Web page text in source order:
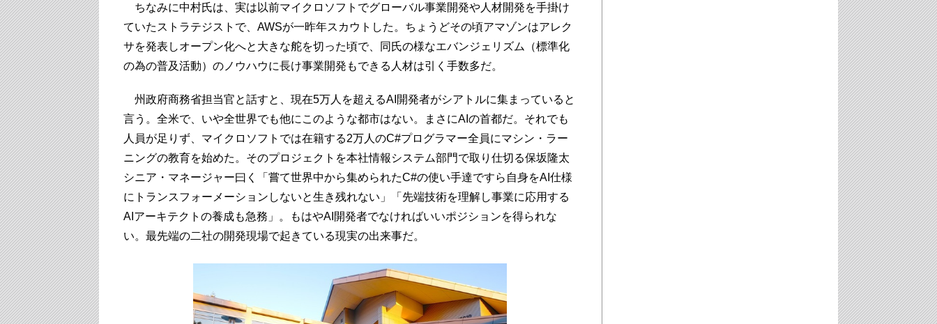
ちなみに中村氏は、実は以前マイクロソフトでグローバル事業開発や人材開発を手掛け
ていたストラテジストで、AWSが一昨年スカウトした。ちょうどその頃アマゾンはアレク
サを発表しオープン化へと大きな舵を切った頃で、同氏の様なエバンジェリズム（標準化
の為の普及活動）のノウハウに長け事業開発もできる人材は引く手数多だ。
州政府商務省担当官と話すと、現在5万人を超えるAI開発者がシアトルに集まっていると
言う。全米で、いや全世界でも他にこのような都市はない。まさにAIの首都だ。それでも
人員が足りず、マイクロソフトでは在籍する2万人のC#プログラマー全員にマシン・ラー
ニングの教育を始めた。そのプロジェクトを本社情報システム部門で取り仕切る保坂隆太
シニア・マネージャー曰く「嘗て世界中から集められたC#の使い手達ですら自身をAI仕様
にトランスフォーメーションしないと生き残れない」「先端技術を理解し事業に応用する
AIアーキテクトの養成も急務」。もはやAI開発者でなければいいポジションを得られな
い。最先端の二社の開発現場で起きている現実の出来事だ。